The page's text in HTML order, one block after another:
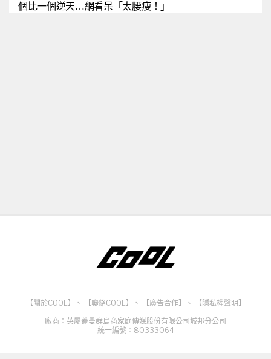
個比一個逆天…網看呆「太腰瘦！」
【關於COOL】 、 【聯絡COOL】 、 【廣告合作】 、
【隱私權聲明】
廠商：英屬蓋曼群島商家庭傳媒股份有限公司城邦分公司
統一編號：80333064